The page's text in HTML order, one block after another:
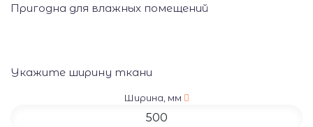
Пригодна для влажных помещений
Укажите ширину ткани
Ширина, мм